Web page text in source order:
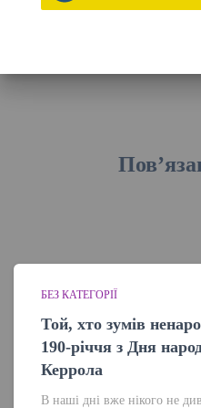
БЕЗ КАТЕГОРІЇ
Той, хто зумів
190-річчя з Дня
Керрола
В наші дні вже нікого не